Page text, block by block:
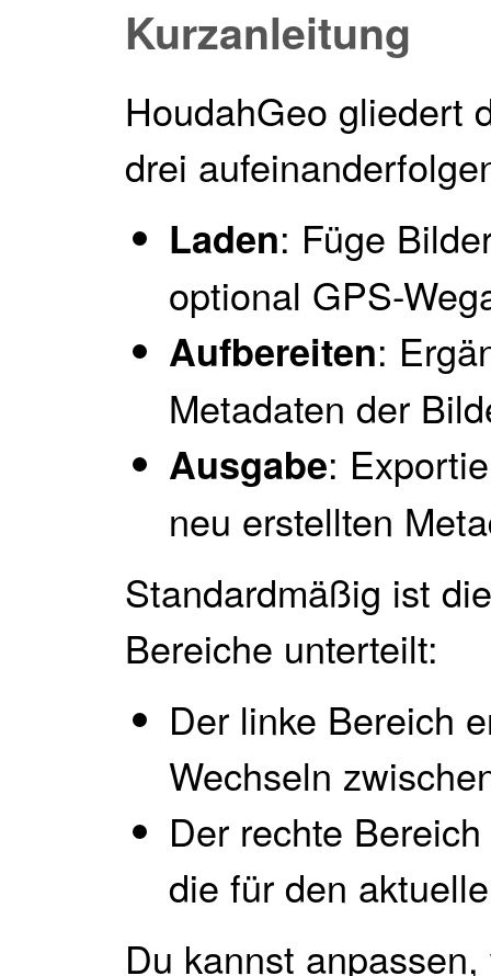
Kurzanleitung
HoudahGeo gliedert
drei
Laden: Füge
optional GPS-
Aufbereiten:
Metadaten der
Ausgabe:
neu erstellten
Standardmäßig ist
Bereiche unterteilt:
Der linke Bereich
Wechseln
Der rechte
die für den
Du kannst